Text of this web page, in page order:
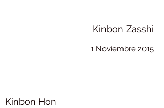
Kinbon Zasshi
1 Noviembre 2015
Kinbon Hon